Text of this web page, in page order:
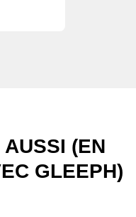
(EN
GLEEPH)